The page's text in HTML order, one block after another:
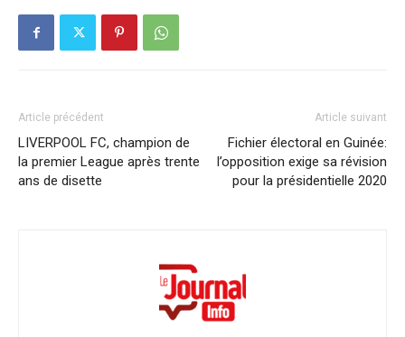
Article précédent
LIVERPOOL FC, champion de
la premier League après trente
ans de disette
Article suivant
Fichier électoral en Guinée:
l’opposition exige sa révision
pour la présidentielle 2020